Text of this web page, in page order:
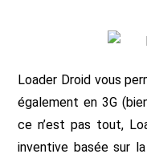
Loader Droid vous
également en 3G
ce n’est pas tout,
inventive basée sur